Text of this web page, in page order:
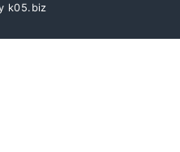
k05.biz